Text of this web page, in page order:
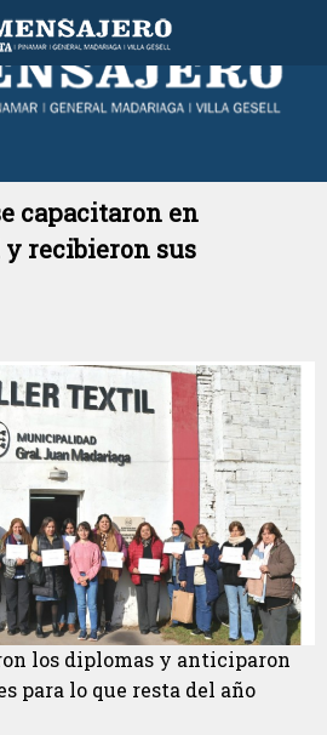
DE 2026
capacitaron en
recibieron sus
los diplomas y anticiparon
para lo que resta del año